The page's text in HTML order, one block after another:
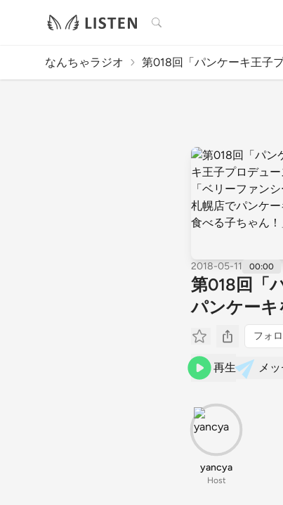
検索
なんちゃラジオ 第018回「パンケーキ王子
2018-05-11 00:00
第018回「
パンケーキ
フォ
再生 メ
yancya
Host